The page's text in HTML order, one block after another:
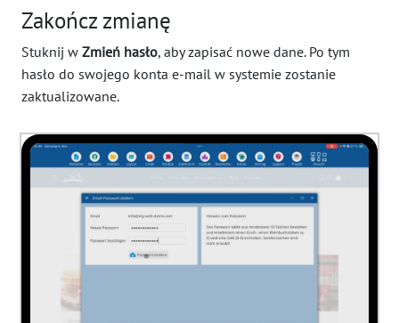
Zakończ zmianę
Stuknij w Zmień hasło, aby zapisać nowe dane. Po tym
hasło do swojego konta e-mail w systemie zostanie
zaktualizowane.